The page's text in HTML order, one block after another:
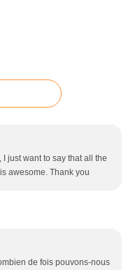
just want to say that all the
awesome. Thank you
de fois pouvons-nous